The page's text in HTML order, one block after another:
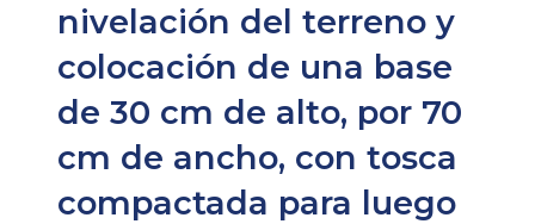
nivelación del terreno y
colocación de una base
de 30 cm de alto, por 70
cm de ancho, con tosca
compactada para luego